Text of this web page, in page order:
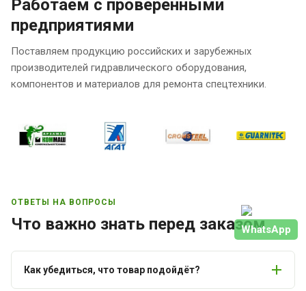
Работаем с проверенными
предприятиями
Поставляем продукцию российских и зарубежных
производителей гидравлического оборудования,
компонентов и материалов для ремонта спецтехники.
ОТВЕТЫ НА ВОПРОСЫ
Что важно знать перед заказом
Как убедиться, что товар подойдёт?
WhatsApp